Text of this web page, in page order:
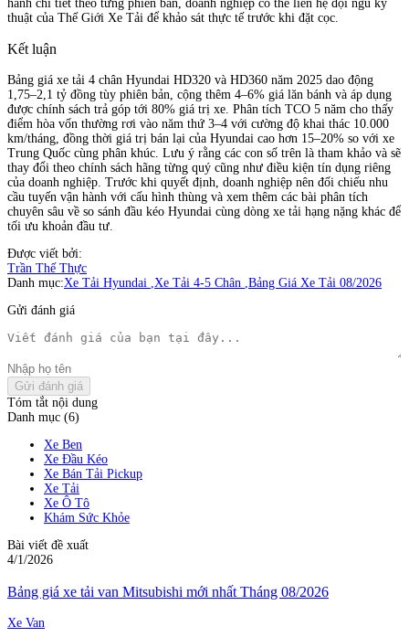
hành chi tiết theo từng phiên bản, doanh nghiệp có thể liên hệ đội ngũ kỹ
thuật của Thế Giới Xe Tải để khảo sát thực tế trước khi đặt cọc.
Kết luận
Bảng giá xe tải 4 chân Hyundai HD320 và HD360 năm 2025 dao động
1,75–2,1 tỷ đồng tùy phiên bản, cộng thêm 4–6% giá lăn bánh và áp dụng
được chính sách trả góp tới 80% giá trị xe. Phân tích TCO 5 năm cho thấy
điểm hòa vốn thường rơi vào năm thứ 3–4 với cường độ khai thác 10.000
km/tháng, đồng thời giá trị bán lại của Hyundai cao hơn 15–20% so với xe
Trung Quốc cùng phân khúc. Lưu ý rằng các con số trên là tham khảo và sẽ
thay đổi theo chính sách hãng từng quý cũng như điều kiện tín dụng riêng
của doanh nghiệp. Trước khi quyết định, doanh nghiệp nên đối chiếu nhu
cầu tuyến vận hành với cấu hình thùng và xem thêm các bài phân tích
chuyên sâu về so sánh đầu kéo Hyundai cùng dòng xe tải hạng nặng khác để
tối ưu khoản đầu tư.
Được viết bởi:
Trần Thế Thực
Danh mục:Xe Tải Hyundai ,Xe Tải 4-5 Chân ,Bảng Giá Xe Tải 08/2026
Gửi đánh giá
Gửi đánh giá
Tóm tắt nội dung
Danh mục (6)
Xe Ben
Xe Đầu Kéo
Xe Bán Tải Pickup
Xe Tải
Xe Ô Tô
Khám Sức Khỏe
Bài viết đề xuất
4/1/2026
Bảng giá xe tải van Mitsubishi mới nhất Tháng 08/2026
Xe Van